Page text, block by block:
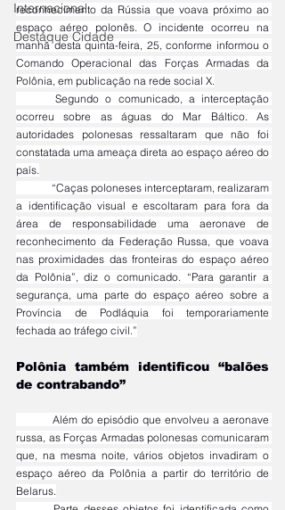
Internacional
Destaque Cidade
reconhecimento da Rússia que voava próximo ao
espaço aéreo polonês. O incidente ocorreu na
manhã desta quinta-feira, 25, conforme informou o
Comando Operacional das Forças Armadas da
Polônia, em publicação na rede social X.
	Segundo o comunicado, a interceptação
ocorreu sobre as águas do Mar Báltico. As
autoridades polonesas ressaltaram que não foi
constatada uma ameaça direta ao espaço aéreo do
país.
a identificação visual e escoltaram para fora da
área de responsabilidade uma aeronave de
reconhecimento da Federação Russa, que voava
nas proximidades das fronteiras do espaço aéreo
da Polônia”, diz o comunicado. “Para garantir a
segurança, uma parte do espaço aéreo sobre a
Província de Podláquia foi temporariamente
fechada ao tráfego civil.”
Polônia também identificou “balões
de contrabando”
russa, as Forças Armadas polonesas comunicaram
que, na mesma noite, vários objetos invadiram o
espaço aéreo da Polônia a partir do território de
Belarus.